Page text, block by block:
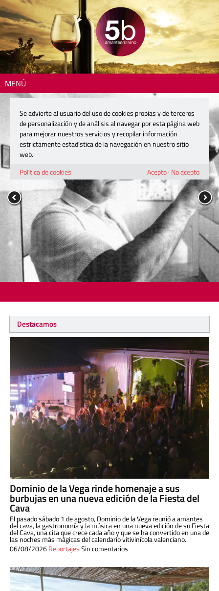
MENÚ
Destacamos
Dominio de la Vega rinde homenaje a sus
burbujas en una nueva edición de la Fiesta del
Cava
El pasado sábado 1 de agosto, Dominio de la Vega reunió a amantes
del cava, la gastronomía y la música en una nueva edición de su Fiesta
del Cava, una cita que crece cada año y que se ha convertido en una de
las noches más mágicas del calendario vitivinícola valenciano.
06/08/2026ReportajesSin comentarios
Se advierte al usuario del uso de cookies propias y de terceros
de personalización y de análisis al navegar por esta página web
para mejorar nuestros servicios y recopilar información
estrictamente estadística de la navegación en nuestro sitio
web.
Política de cookies
Acepto· No acepto